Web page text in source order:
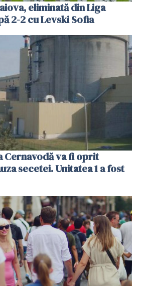
eliminată din Liga
2-2 cu Levski Sofia
Cernavodă va fi oprit
secetei. Unitatea 1 a fost